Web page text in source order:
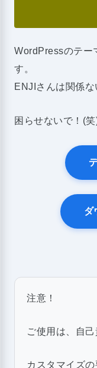
WordPressのテー
す。
ENJIさんは関係な
困らせないで！(
ダ
注意！
ご使用は、自己
カスタマイズ